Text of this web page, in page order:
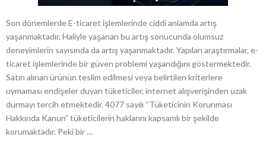
Son dönemlerde E-ticaret işlemlerinde ciddi anlamda artış
yaşanmaktadır. Haliyle yaşanan bu artış sonucunda olumsuz
deneyimlerin sayısında da artış yaşanmaktadır. Yapılan araştırmalar, e-
ticaret işlemlerinde bir güven problemi yaşandığını göstermektedir.
Satın alınan ürünün teslim edilmesi veya belirtilen kriterlere
uymaması endişeler duyan tüketiciler, internet alışverişinden uzak
durmayı tercih etmektedir. 4077 sayılı “Tüketicinin Korunması
Hakkında Kanun” tüketicilerin haklarını kapsamlı bir şekilde
korumaktadır. Peki bir …